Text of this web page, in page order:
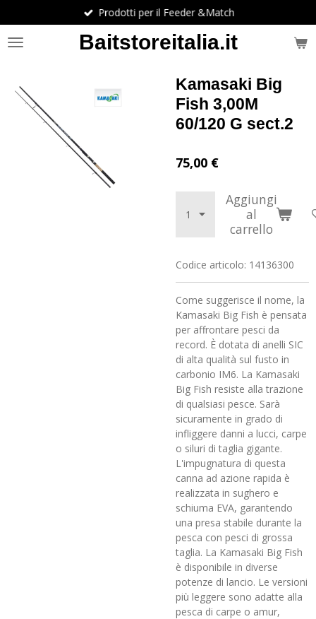
al
contenuto
Baitstoreitalia.it
Prodotti per il Feeder &Match
Kamasaki Big
Fish 3,00M
60/120 G sect.2
75,00 €
Aggiungi
al
carrello
Codice articolo: 14136300
Come suggerisce il nome, la
Kamasaki Big Fish è pensata
per affrontare pesci da
record. È dotata di anelli SIC
di alta qualità sul fusto in
carbonio IM6. La Kamasaki
Big Fish resiste alla trazione
di qualsiasi pesce. Sarà
sicuramente in grado di
infliggere danni a lucci, carpe
o siluri di taglia gigante.
L'impugnatura di questa
canna ad azione rapida è
realizzata in sughero e
schiuma EVA, garantendo
una presa stabile durante la
pesca con pesci di grossa
taglia. La Kamasaki Big Fish
è disponibile in diverse
potenze di lancio. Le versioni
più leggere sono adatte alla
pesca di carpe o amur,